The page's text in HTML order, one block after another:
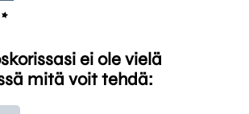
ei ole vielä
mitä voit tehdä: